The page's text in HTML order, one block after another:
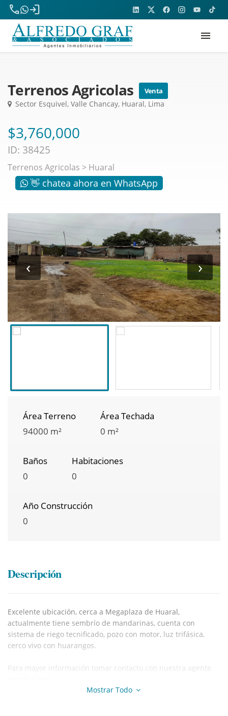
phone
login
menu
Terrenos Agricolas Venta
Sector Esquivel, Valle Chancay, Huaral, Lima
$3,760,000
ID: 38425
Terrenos Agricolas > Huaral
👋 chatea ahora en WhatsApp
‹ ›
Área Terreno
94000 m²
Área Techada
0 m²
Baños
0
Habitaciones
0
Año Construcción
0
Descripción
Excelente ubicación, cerca a Megaplaza de Huaral,
actualmente tiene sembrío de mandarinas, cuenta con
sistema de riego tecnificado, pozo con motor, luz trifásica,
cerco vivo con huarangos.
Para mayor información tomar contacto con nuestra agente
Mostrar Todo